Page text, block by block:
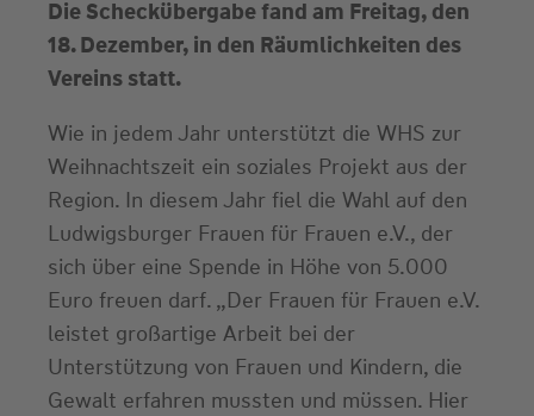
Die Scheckübergabe fand am Freitag, den
18. Dezember, in den Räumlichkeiten des
Vereins statt.
Wie in jedem Jahr unterstützt die WHS zur
Weihnachtszeit ein soziales Projekt aus der
Region. In diesem Jahr fiel die Wahl auf den
Ludwigsburger Frauen für Frauen e.V., der
sich über eine Spende in Höhe von 5.000
Euro freuen darf. „Der Frauen für Frauen e.V.
leistet großartige Arbeit bei der
Unterstützung von Frauen und Kindern, die
Gewalt erfahren mussten und müssen. Hier